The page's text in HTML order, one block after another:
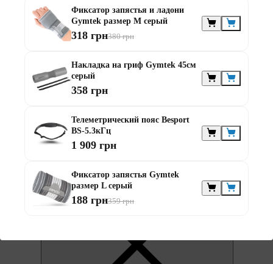
Фиксатор запястья и ладони
Gymtek размер М серый
318 грн380 грн
Накладка на гриф Gymtek 45см
серый
358 грн
Телеметрический пояс Besport
BS-5.3кГц
1 909 грн
Фиксатор запястья Gymtek
размер L серый
188 грн359 грн